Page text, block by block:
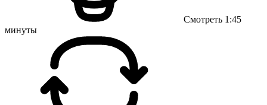
Смотреть 1:45
минуты